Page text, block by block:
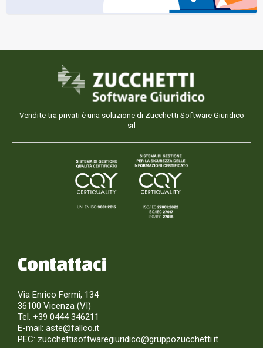
Vendite tra privati è una soluzione di Zucchetti Software Giuridico
srl
Contattaci
Via Enrico Fermi, 134
36100 Vicenza (VI)
Tel. +39 0444 346211
E-mail: aste@fallco.it
PEC: zucchettisoftwaregiuridico@gruppozucchetti.it